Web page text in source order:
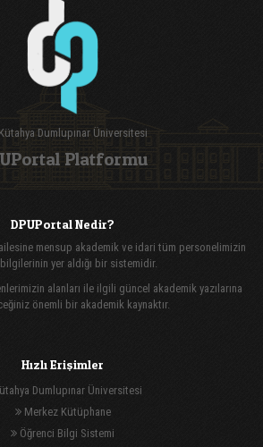
Dumlupınar Üniversitesi
Platformu
DPUPortal Nedir?
mensup akademik ve idari tüm personelimizin
yer aldığı bir sistemidir.
alanları ile ilgili güncel akademik yazılarına
önemli bir akademik kaynaktır.
Hızlı Erişimler
Dumlupınar Üniversitesi
Merkez Kütüphane
Öğrenci Bilgi Sistemi